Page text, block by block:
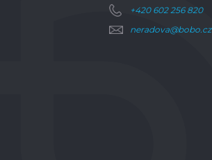
+420 602 256 820
neradova@bobo.cz